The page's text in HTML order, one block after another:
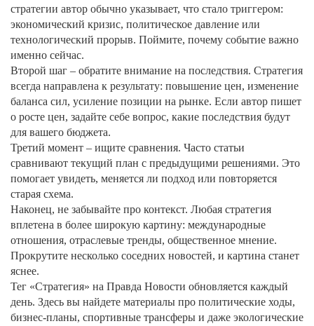
стратегии автор обычно указывает, что стало триггером:
экономический кризис, политическое давление или
технологический прорыв. Поймите, почему событие важно
именно сейчас.
Второй шаг – обратите внимание на последствия. Стратегия
всегда направлена к результату: повышение цен, изменение
баланса сил, усиление позиции на рынке. Если автор пишет
о росте цен, задайте себе вопрос, какие последствия будут
для вашего бюджета.
Третий момент – ищите сравнения. Часто статьи
сравнивают текущий план с предыдущими решениями. Это
помогает увидеть, меняется ли подход или повторяется
старая схема.
Наконец, не забывайте про контекст. Любая стратегия
вплетена в более широкую картину: международные
отношения, отраслевые тренды, общественное мнение.
Прокрутите несколько соседних новостей, и картина станет
яснее.
Тег «Стратегия» на Правда Новости обновляется каждый
день. Здесь вы найдете материалы про политические ходы,
бизнес‑планы, спортивные трансферы и даже экологические